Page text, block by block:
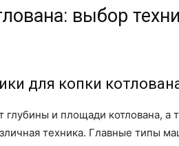
выбор
для копки
глубины и площади котлована, а
техника. Главные типы